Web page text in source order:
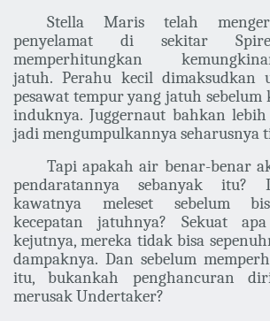
Stella Maris telah
penyelamat di sekitar Spire
memperhitungkan
jatuh. Perahu kecil dimaksudkan
pesawat tempur yang jatuh sebelum
induknya. Juggernaut bahkan
jadi mengumpulkannya seharusnya
Tapi apakah air benar-benar
pendaratannya sebanyak itu?
kawatnya meleset sebelum
kecepatan jatuhnya? Sekuat
kejutnya, mereka tidak bisa
dampaknya. Dan sebelum
itu, bukankah penghancuran
merusak Undertaker?